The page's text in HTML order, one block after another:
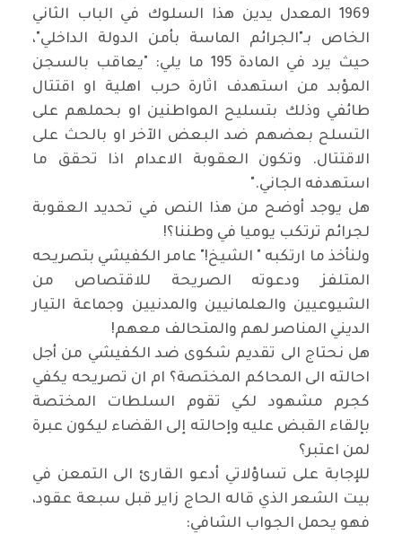
1969 المعدل يدين هذا السلوك في الباب الثاني
الخاص بـ"الجرائم الماسة بأمن الدولة الداخلي"،
حيث يرد في المادة 195 ما يلي: "يعاقب بالسجن
المؤبد من استهدف اثارة حرب اهلية او اقتتال
طائفي وذلك بتسليح المواطنين او بحملهم على
التسلح بعضهم ضد البعض الآخر او بالحث على
الاقتتال. وتكون العقوبة الاعدام اذا تحقق ما
استهدفه الجاني".
هل يوجد أوضح من هذا النص في تحديد العقوبة
لجرائم ترتكب يوميا في وطننا؟!
ولنأخذ ما ارتكبه " الشيخ!" عامر الكفيشي بتصريحه
المتلفز ودعوته الصريحة للاقتصاص من
الشيوعيين والعلمانيين والمدنيين وجماعة التيار
الديني المناصر لهم والمتحالف معهم!
هل نحتاج الى تقديم شكوى ضد الكفيشي من أجل
احالته الى المحاكم المختصة؟ ام ان تصريحه يكفي
كجرم مشهود لكي تقوم السلطات المختصة
بإلقاء القبض عليه وإحالته إلى القضاء ليكون عبرة
لمن اعتبر؟
للإجابة على تساؤلاتي أدعو القارئ الى التمعن في
بيت الشعر الذي قاله الحاج زاير قبل سبعة عقود،
فهو يحمل الجواب الشافي: